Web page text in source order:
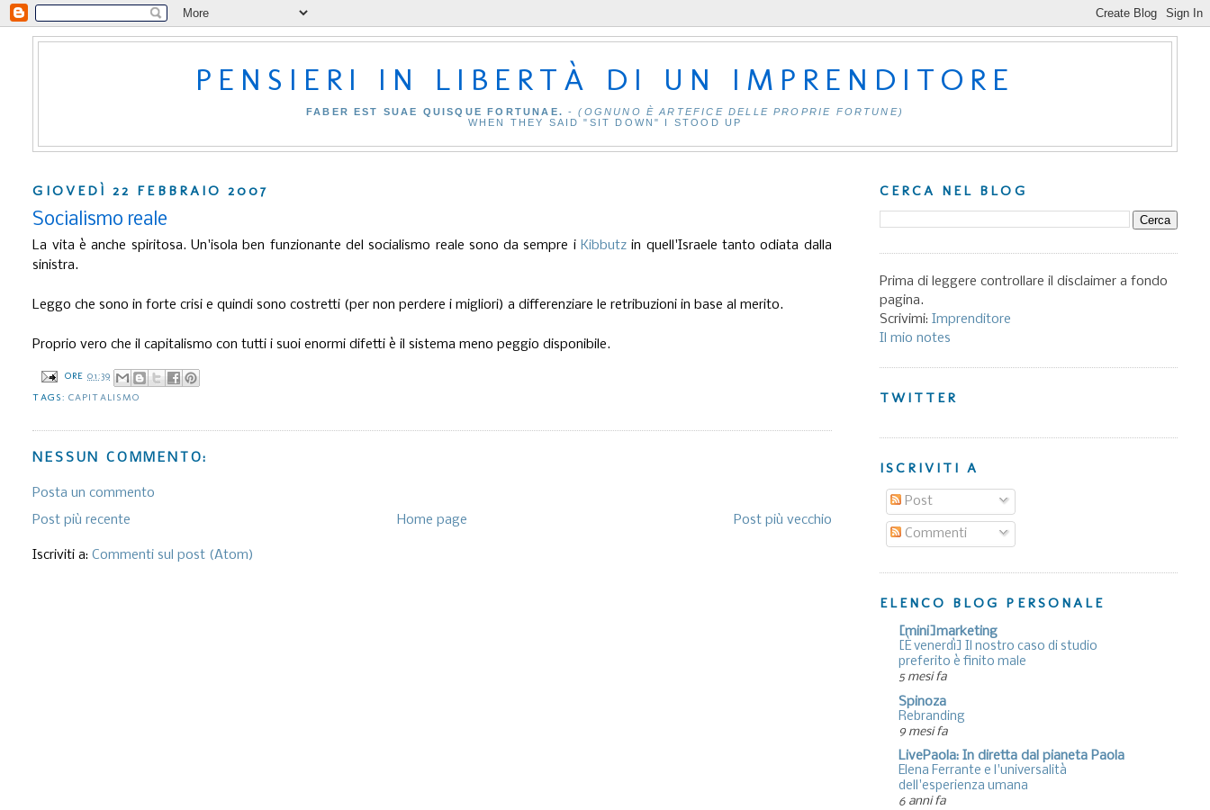
PENSIERI IN LIBERTÀ DI UN IMPRENDITORE
FABER EST SUAE QUISQUE FORTUNAE. -(OGNUNO È ARTEFICE DELLE PROPRIE FORTUNE)
WHEN THEY SAID "SIT DOWN" I STOOD UP
GIOVEDÌ 22 FEBBRAIO 2007
Socialismo reale
La vita è anche spiritosa. Un'isola ben funzionante del socialismo reale sono da sempre i Kibbutzin quell'Israele tanto odiata dalla
sinistra.
Leggo che sono in forte crisi e quindi sono costretti (per non perdere i migliori) a differenziare le retribuzioni in base al merito.
Proprio vero che il capitalismo con tutti i suoi enormi difetti è il sistema meno peggio disponibile.
ORE01:39
TAGS:CAPITALISMO
NESSUN COMMENTO:
Posta un commento
Post più recente
Post più vecchio
Home page
Iscriviti a:Commenti sul post (Atom)
CERCA NEL BLOG
Prima di leggere controllare il disclaimer a fondo
pagina.
Scrivimi: Imprenditore
Il mio notes
TWITTER
ISCRIVITI A
Post
Commenti
ELENCO BLOG PERSONALE
[mini]marketing
[È venerdì] Il nostro caso di studio
preferito è finito male
5 mesi fa
Spinoza
Rebranding
9 mesi fa
LivePaola: In diretta dal pianeta Paola
Elena Ferrante e l'universalità
dell'esperienza umana
6 anni fa